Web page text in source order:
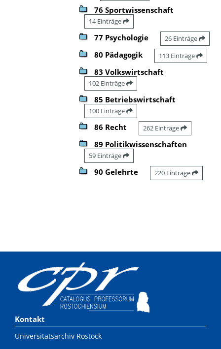
76 Sportwissenschaft
14 Einträge
77 Psychologie 26 Einträge
80 Pädagogik 113 Einträge
83 Volkswirtschaft
102 Einträge
85 Betriebswirtschaft
100 Einträge
86 Recht 262 Einträge
89 Politikwissenschaften
59 Einträge
90 Gelehrte 220 Einträge
Kontakt
Universitätsarchiv Rostock